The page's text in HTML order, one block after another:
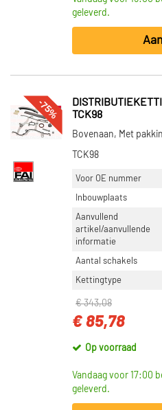
geleverd.
-75%
TCK98
Bovenaan, Met
TCK98
Voor OE nummer
Inbouwplaats
Aanvullend
artikel/aanvullende
informatie
Aantal schakels
Kettingtype
€ 343,08
€ 85,78
Op voorraad
Vandaag voor 17:00
geleverd.